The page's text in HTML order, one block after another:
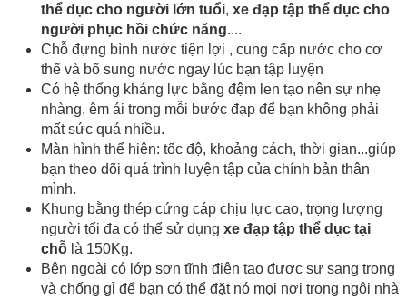
thể dục cho người lớn tuổi, xe đạp tập thể dục cho
người phục hồi chức năng....
Chỗ đựng bình nước tiện lợi , cung cấp nước cho cơ
thể và bổ sung nước ngay lúc bạn tập luyện
Có hệ thống kháng lực bằng đệm len tạo nên sự nhẹ
nhàng, êm ái trong mỗi bước đạp để bạn không phải
mất sức quá nhiều.
Màn hình thể hiện: tốc độ, khoảng cách, thời gian...giúp
bạn theo dõi quá trình luyện tập của chính bản thân
mình.
Khung bằng thép cứng cáp chịu lực cao, trọng lượng
người tối đa có thể sử dụng xe đạp tập thể dục tại
chỗ là 150Kg.
Bên ngoài có lớp sơn tĩnh điện tạo được sự sang trọng
và chống gỉ để bạn có thể đặt nó mọi nơi trong ngôi nhà